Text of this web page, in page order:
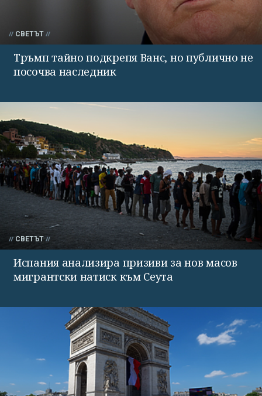
СВЕТЪТ
Тръмп тайно подкрепя Ванс, но публично не
посочва наследник
СВЕТЪТ
Испания анализира призиви за нов масов
мигрантски натиск към Сеута